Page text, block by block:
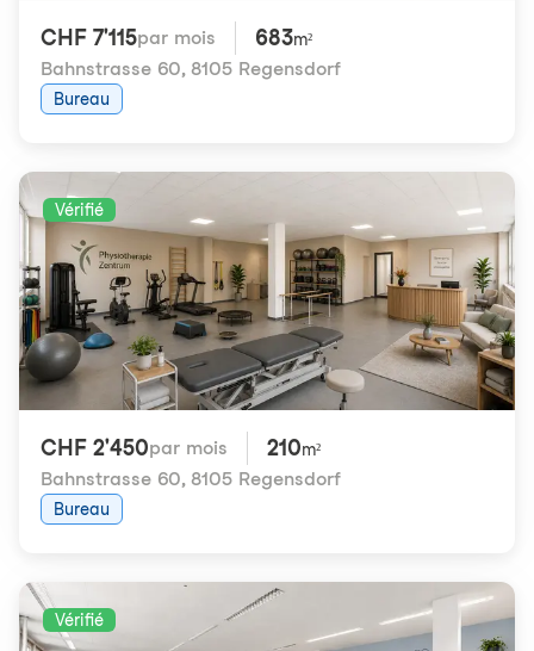
CHF 7'115par mois 683m²
Bahnstrasse 60, 8105 Regensdorf
Bureau
Vérifié
CHF 2'450par mois 210m²
Bahnstrasse 60, 8105 Regensdorf
Bureau
Vérifié